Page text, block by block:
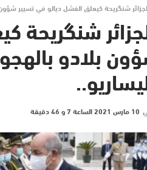
شنگريحة كيعلق الفشل ديالو في تسيير
شنگريحة
بلادو
10 مارس 2021 الساعة 7 و 46 دقيقة